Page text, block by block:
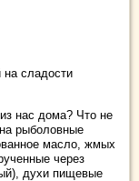
на сладости
нас дома? Что не
рыболовные
масло, жмых
через
духи пищевые